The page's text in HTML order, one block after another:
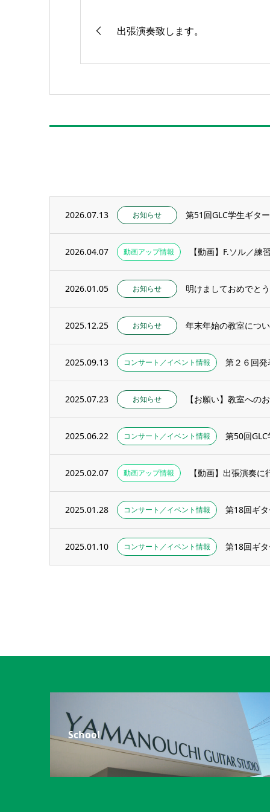
出張演奏致します。
2026.07.13 お知らせ 第51回GLC学生ギタ
2026.04.07 動画アップ情報 【動画】F.ソル／
2026.01.05 お知らせ 明けましておめでと
2025.12.25 お知らせ 年末年始の教室につ
2025.09.13 コンサート／イベント情報 第２６回
2025.07.23 お知らせ 【お願い】教室への
2025.06.22 コンサート／イベント情報 第50回
2025.02.07 動画アップ情報 【動画】出張演奏
2025.01.28 コンサート／イベント情報
2025.01.10 コンサート／イベント情報
School